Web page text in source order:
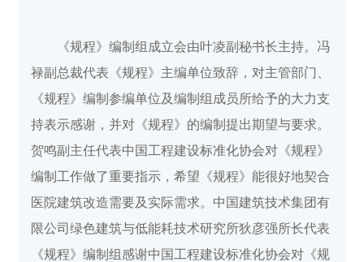
《规程》编制组成立会由叶凌副秘书长主持。冯
禄副总裁代表《规程》主编单位致辞，对主管部门、
《规程》编制参编单位及编制组成员所给予的大力支
持表示感谢，并对《规程》的编制提出期望与要求。
贺鸣副主任代表中国工程建设标准化协会对《规程》
编制工作做了重要指示，希望《规程》能很好地契合
医院建筑改造需要及实际需求。中国建筑技术集团有
限公司绿色建筑与低能耗技术研究所狄彦强所长代表
《规程》编制组感谢中国工程建设标准化协会对《规